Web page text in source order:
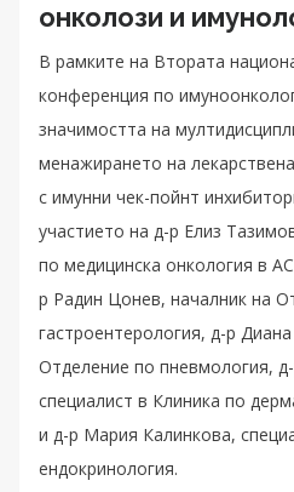
онколози и
В рамките на Втората
конференция по
значимостта на
менажирането на
с имунни чек-пойнт
участието на д-р Елиз
по медицинска онкология в
р Радин Цонев, началник на
гастроентерология, д-р
Отделение по пневмология,
специалист в Клиника по
и д-р Мария Калинкова,
ендокринология.